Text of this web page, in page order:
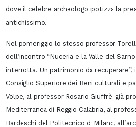
dove il celebre archeologo ipotizza la
antichissimo.
Nel pomeriggio lo stesso professor
dell’incontro “Nuceria e la Valle del
interrotta. Un patrimonio da recuperare”,
Consiglio Superiore dei Beni culturali e
Volpe, al professor Rosario Giuffrè, già
Mediterranea di Reggio Calabria, al
Bardeschi del Politecnico di Milano,